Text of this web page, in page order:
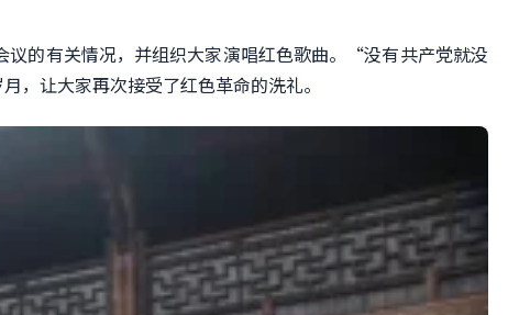
的有关情况，并组织大家演唱红色歌曲。“没有共产党就没
让大家再次接受了红色革命的洗礼。